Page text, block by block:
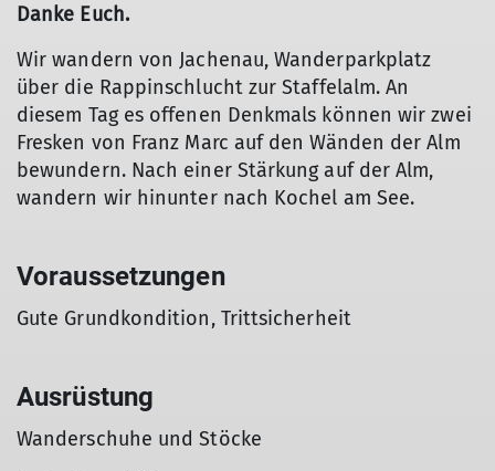
Danke Euch.
Wir wandern von Jachenau, Wanderparkplatz
über die Rappinschlucht zur Staffelalm. An
diesem Tag es offenen Denkmals können wir zwei
Fresken von Franz Marc auf den Wänden der Alm
bewundern. Nach einer Stärkung auf der Alm,
wandern wir hinunter nach Kochel am See.
Voraussetzungen
Gute Grundkondition, Trittsicherheit
Ausrüstung
Wanderschuhe und Stöcke